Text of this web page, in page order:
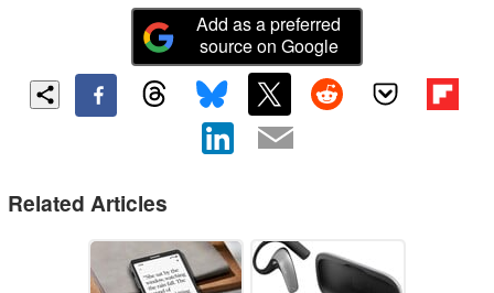
Add as a preferred
source on Google
Related Articles